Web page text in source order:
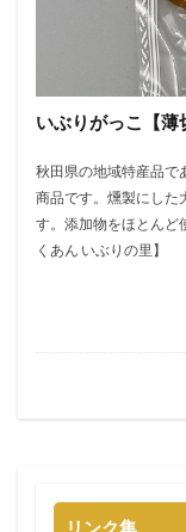
いぶりがっこ【薄
秋田県の地域特産品で
商品です。燻製にした
す。添加物をほとんど
くあん いぶりの里】
リンク集